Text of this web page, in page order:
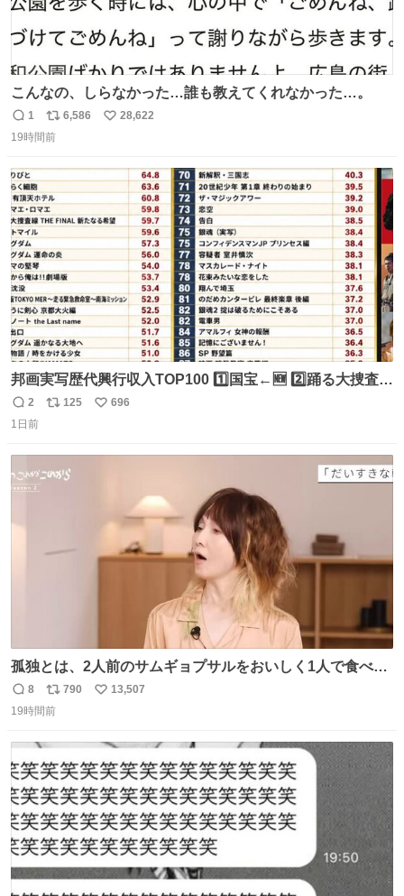
こんなの、しらなかった…誰も教えてくれなかった…。
返
信
1
リ
ポ
ト
数
6,586
い
数
28,622
19時間前
邦画実写歴代興行収入TOP100 1️⃣国宝←🆕 2️⃣踊る大捜査線
THE MOVIE2 3️⃣南極物語 4️⃣踊る大捜査線 THE MOVIE 5️⃣
子猫物語 6️⃣劇場版コード・ブルー 7️⃣天と地と 8️⃣永遠の0
どなく、お別れです←🆕 … 60位 キングダム 魂の決戦←🆕
返
信
2
リ
125
い
696
1日前
孤独とは、2人前のサムギョプサルをおいしく1人で食べる
ことである←好きすぎる
返
信
8
リ
ポ
数
790
い
13,507
19時間前